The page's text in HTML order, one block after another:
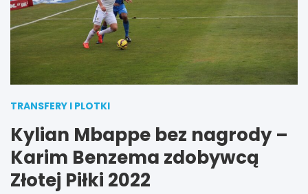
TRANSFERY I PLOTKI
Kylian Mbappe bez nagrody –
Karim Benzema zdobywcą
Złotej Piłki 2022